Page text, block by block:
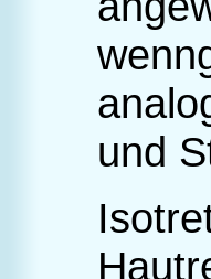
und